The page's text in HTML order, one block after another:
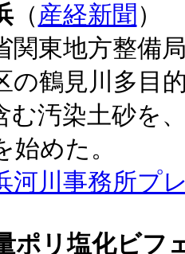
（ 産経新聞 ）
東地方整備
の鶴見川多目
む汚染土砂を
始めた。
河川事務所プ
ポリ塩化ビフ